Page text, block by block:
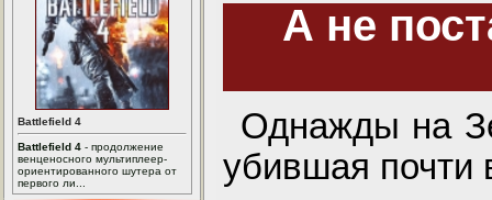
Battlefield 4
Battlefield 4 - продолжение
венценосного мультиплеер-
ориентированного шутера от
первого ли...
А не
Однажды на
убившая почти